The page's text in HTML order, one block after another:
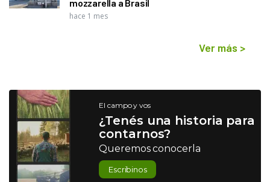
mozzarella a Brasil
hace 1 mes
Ver más >
El campo y vos
¿Tenés una historia para
contarnos?
Queremos conocerla
Escribinos